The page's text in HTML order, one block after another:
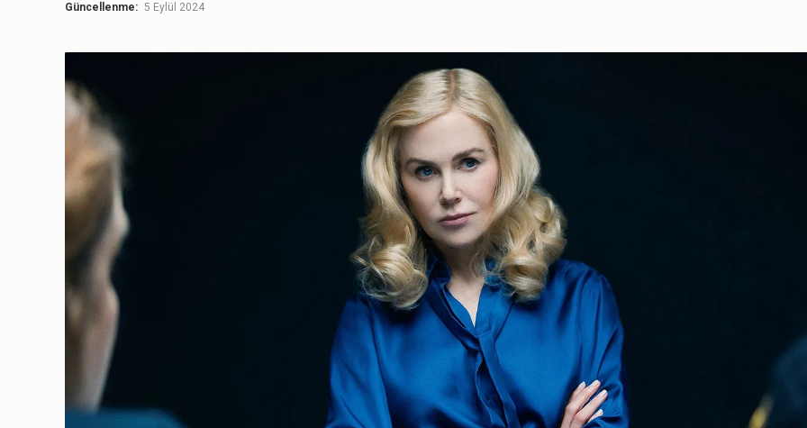
Güncellenme: 5 Eylül 2024